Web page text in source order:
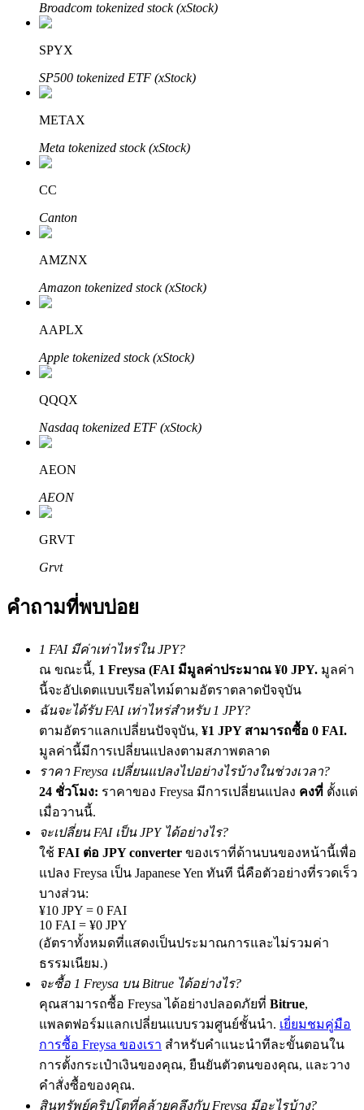
เรียนรู้ Staking
Bitrue
พันธมิตร Bitrue
การแนะนำ
เชิญเพื่อนเพื่อรับรางวัลเงินสด
Deposit CASHCAT & Win
Deposit CASHCAT & Win
Share 500000 CASHCAT prize pool
Exclusive for BitMart Users
Broadcom tokenized stock (xStock)
SPYX
SP500 tokenized ETF (xStock)
METAX
Meta tokenized stock (xStock)
CC
Canton
AMZNX
Amazon tokenized stock (xStock)
AAPLX
Apple tokenized stock (xStock)
QQQX
Nasdaq tokenized ETF (xStock)
AEON
AEON
GRVT
Grvt
คำถามที่พบบ่อย
1 FAI มีค่าเท่าไหร่ใน JPY?
ณ ขณะนี้, 1 Freysa (FAI มีมูลค่าประมาณ ¥0 JPY. มูลค่า
นี้จะอัปเดตแบบเรียลไทม์ตามอัตราตลาดปัจจุบัน
ฉันจะได้รับ FAI เท่าไหร่สำหรับ 1 JPY?
ตามอัตราแลกเปลี่ยนปัจจุบัน, ¥1 JPY สามารถซื้อ 0 FAI.
มูลค่านี้มีการเปลี่ยนแปลงตามสภาพตลาด
ราคา Freysa เปลี่ยนแปลงไปอย่างไรบ้างในช่วงเวลา?
24 ชั่วโมง: ราคาของ Freysa มีการเปลี่ยนแปลง คงที่ ตั้งแต่
เมื่อวานนี้.
จะเปลี่ยน FAI เป็น JPY ได้อย่างไร?
ใช้ FAI ต่อ JPY converter ของเราที่ด้านบนของหน้านี้เพื่อ
แปลง Freysa เป็น Japanese Yen ทันที นี่คือตัวอย่างที่รวดเร็ว
บางส่วน:
¥10 JPY = 0 FAI
10 FAI = ¥0 JPY
(อัตราทั้งหมดที่แสดงเป็นประมาณการและไม่รวมค่า
ธรรมเนียม.)
จะซื้อ 1 Freysa บน Bitrue ได้อย่างไร?
คุณสามารถซื้อ Freysa ได้อย่างปลอดภัยที่ Bitrue,
แพลตฟอร์มแลกเปลี่ยนแบบรวมศูนย์ชั้นนำ. เยี่ยมชมคู่มือ
การซื้อ Freysa ของเรา สำหรับคำแนะนำทีละขั้นตอนใน
การตั้งกระเป๋าเงินของคุณ, ยืนยันตัวตนของคุณ, และวาง
คำสั่งซื้อของคุณ.
สินทรัพย์คริปโตที่คล้ายคลึงกับ Freysa มีอะไรบ้าง?